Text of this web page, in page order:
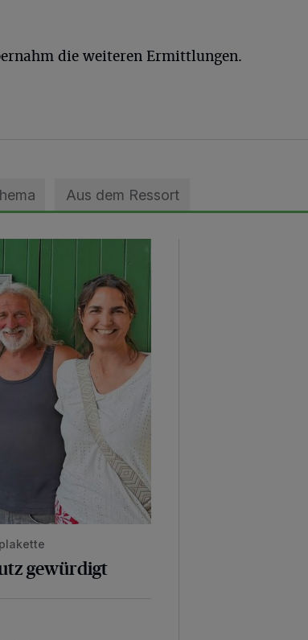
die weiteren Ermittlungen.
Aus dem Ressort
gewürdigt